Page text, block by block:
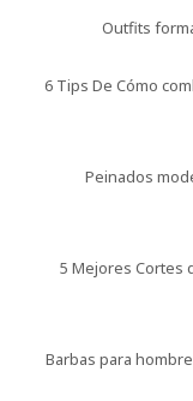
Outfits
6 Tips De Cómo
Peinados
5 Mejores Cortes
Barbas para